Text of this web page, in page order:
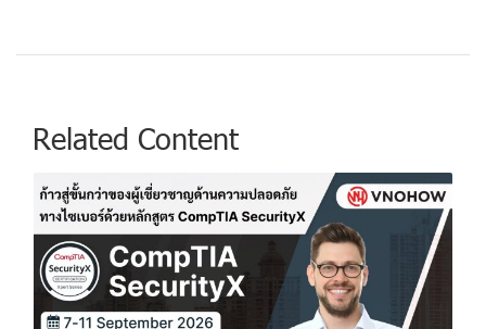
Related Content